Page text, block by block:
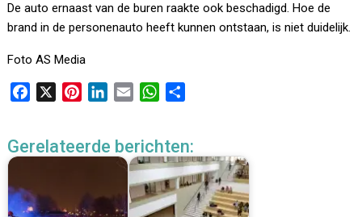
De auto ernaast van de buren raakte ook beschadigd. Hoe de
brand in de personenauto heeft kunnen ontstaan, is niet duidelijk.
Foto AS Media
e
o
o
t
e
k
i
l
W
t
s
A
p
e
n
Gerelateerde berichten: